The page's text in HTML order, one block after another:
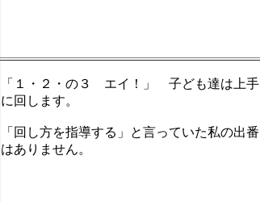
「１・２・の３ エイ！」 子ども達は上手
に回します。
「回し方を指導する」と言っていた私の出番
はありません。